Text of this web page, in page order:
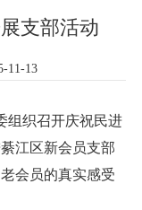
支部活动
11-13
组织召开庆祝民进
江区新会员支部
会员的真实感受